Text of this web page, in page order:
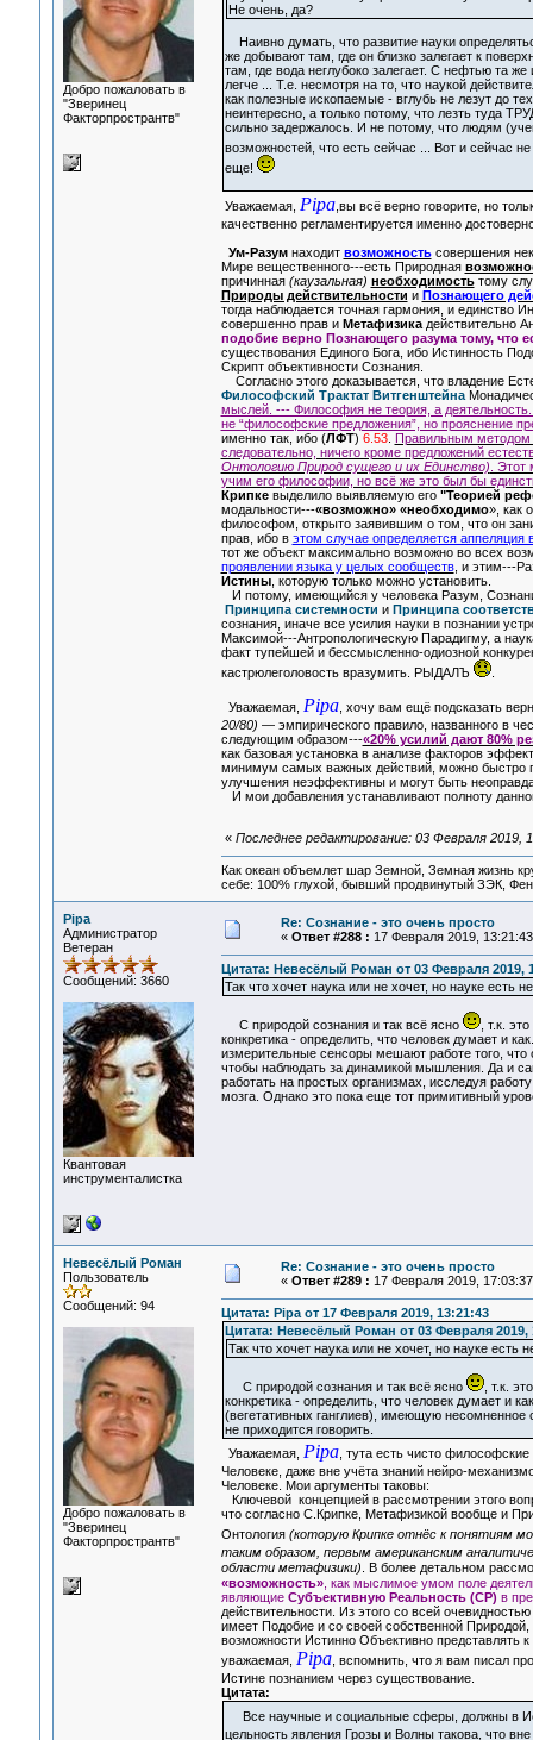
Добро пожаловать в
"Зверинец
Факторпространтв"
Не очень, да?
Наивно думать, что развитие науки
же добывают там, где он близко залегает к
там, где вода неглубоко залегает. С нефтью та
легче ... Т.е. несмотря на то, что наукой
как полезные ископаемые - вглубь не лезут до
неинтересно, а только потому, что лезть туда
сильно задержалось. И не потому, что людям
возможностей, что есть сейчас ... Вот и сейчас
еще!
Уважаемая, Pipa,вы всё верно говорите, но
качественно регламентируется именно
Ум-Разумнаходит возможностьсовершения
Мире вещественного---есть Природная
причинная (каузальная) необходимостьтому
Природы действительности и Познающего
тогда наблюдается точная гармония, и единство
совершенно прав и Метафизикадействительно
подобие верно Познающего разума тому, что
существования Единого Бога, ибо Истинность
Скрипт объективности Сознания.
Согласно этого доказывается, что владение
Философский Трактат Витгенштейна
мыслей. --- Философия не теория, а
не “философские предложения”, но прояснение
именно так, ибо (ЛФТ) 6.53.
Правильным методом
следовательно, ничего кроме предложений
Онтологию Природ сущего и их Единство) .
учим его философии, но всё же это был бы
Крипкевыделило выявляемую его "Теорией
модальности---«возможно» «необходимо», как
философом, открыто заявившим о том, что он
прав, ибо в этом случае определяется
тот же объект максимально возможно во всех
проявлении языка у целых сообществ, и этим---
Истины, которую только можно установить.
И потому, имеющийся у человека Разум,
Принципа системности и Принципа
сознания, иначе все усилия науки в познании
Максимой---Антропологическую Парадигму, а
факт тупейшей и бессмысленно-одиозной
кастрюлеголовость вразумить. РЫДАЛЪ
.
Уважаемая, Pipa, хочу вам ещё подсказать
20/80) — эмпирического правило, названного в
следующим образом---«20% усилий дают 80%
как базовая установка в анализе факторов
минимум самых важных действий, можно быстро
улучшения неэффективны и могут быть
И мои добавления устанавливают полноту
« Последнее редактирование: 03 Февраля 2019,
Как океан объемлет шар Земной, Земная жизнь
себе: 100% глухой, бывший продвинутый ЗЭК,
Pipa
Администратор
Ветеран
Сообщений: 3660
Квантовая
инструменталистка
Re: Сознание - это очень просто
« Ответ #288 : 17 Февраля 2019,
Цитата: Невесёлый Роман от 03 Февраля 2019,
Так что хочет наука или не хочет, но науке есть
С природой сознания и так всё ясно
, т.к.
конкретика - определить, что человек думает и
измерительные сенсоры мешают работе того,
чтобы наблюдать за динамикой мышления. Да и
работать на простых организмах, исследуя
мозга. Однако это пока еще тот примитивный
Невесёлый Роман
Пользователь
Сообщений: 94
Добро пожаловать в
"Зверинец
Факторпространтв"
Re: Сознание - это очень просто
« Ответ #289 : 17 Февраля 2019,
Цитата: Pipa от 17 Февраля 2019, 13:21:43
Цитата: Невесёлый Роман от 03 Февраля 2019,
Так что хочет наука или не хочет, но науке есть
С природой сознания и так всё ясно
, т.к.
конкретика - определить, что человек думает и
(вегетативных ганглиев), имеющую несомненное
не приходится говорить.
Уважаемая, Pipa, тута есть чисто
Человеке, даже вне учёта знаний нейро-
Человеке. Мои аргументы таковы:
Ключевой концепцией в рассмотрении этого
что согласно С.Крипке, Метафизикой вообще и
Онтология (которую Крипке отнёс к понятиям
таким образом, первым американским
области метафизики) . В более детальном
«возможность», как мыслимое умом поле
являющие Субъективную Реальность (СР) в
действительности. Из этого со всей
имеет Подобие и со своей собственной
возможности Истинно Объективно представлять
уважаемая, Pipa, вспомнить, что я вам писал
Истине познанием через существование.
Цитата:
Все научные и социальные сферы, должны в
цельность явления Грозы и Волны такова, что